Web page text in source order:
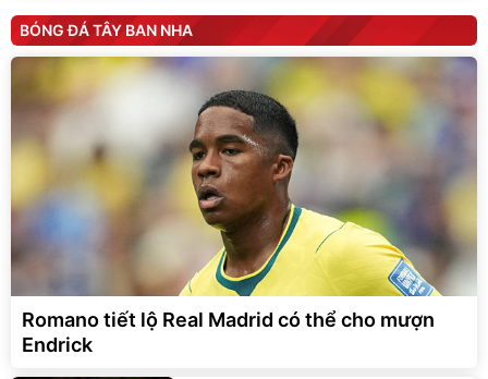
BÓNG ĐÁ TÂY BAN NHA
Romano tiết lộ Real Madrid có thể cho mượn
Endrick